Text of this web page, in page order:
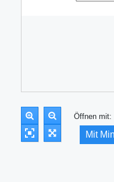
Öffnen
Mit